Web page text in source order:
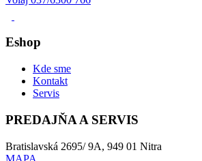
Eshop
Kde sme
Kontakt
Servis
PREDAJŇA A SERVIS
Bratislavská 2695/ 9A, 949 01 Nitra
MAPA